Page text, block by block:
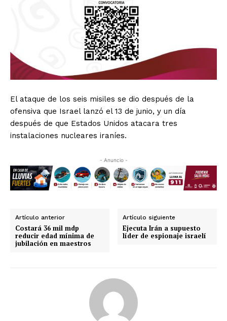
El ataque de los seis misiles se dio después de la
ofensiva que Israel lanzó el 13 de junio, y un día
después de que Estados Unidos atacara tres
instalaciones nucleares iraníes.
- Anuncio -
Artículo anterior
Costará 36 mil mdp
reducir edad mínima de
jubilación en maestros
Artículo siguiente
Ejecuta Irán a supuesto
líder de espionaje israelí